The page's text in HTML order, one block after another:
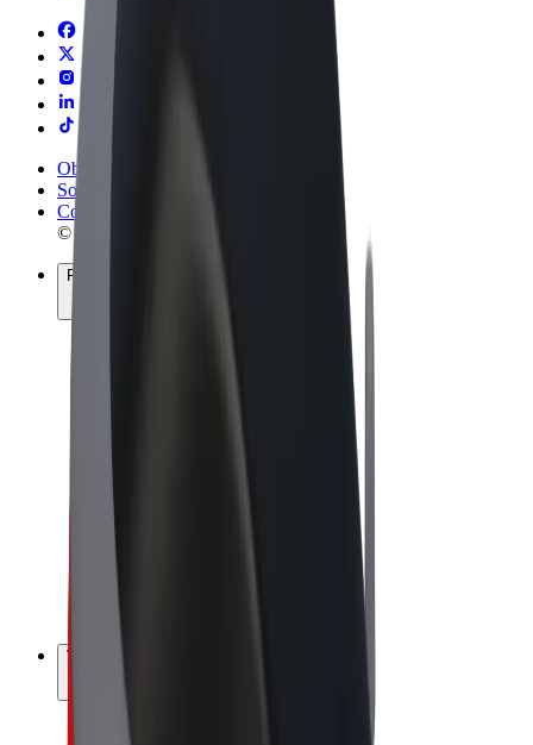
Obchodní podmínky
Soukromí
Cookies
© 2026 Bolt Technology OÜ
Produkty
Bolt Drive
E-kola
Bolt Plus
Vydělávejte s Boltem